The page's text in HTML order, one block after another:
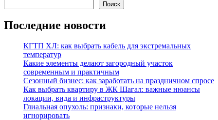
Поиск
Последние новости
КГТП ХЛ: как выбрать кабель для экстремальных
температур
Какие элементы делают загородный участок
современным и практичным
Сезонный бизнес: как заработать на праздничном спросе
Как выбрать квартиру в ЖК Шагал: важные нюансы
локации, вида и инфраструктуры
Глиальная опухоль: признаки, которые нельзя
игнорировать